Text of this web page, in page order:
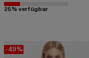
25% verfügbar
-49%